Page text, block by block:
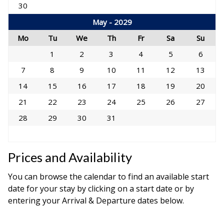
Prices and Availability
You can browse the calendar to find an available start
date for your stay by clicking on a start date or by
entering your Arrival & Departure dates below.
30
May - 2029
Mo
Tu We Th Fr Sa
Su
1
2 3 4 5
6
7
8 9 10 11 12
13
14
15 16 17 18 19
20
21
22 23 24 25 26
27
28
29 30 31